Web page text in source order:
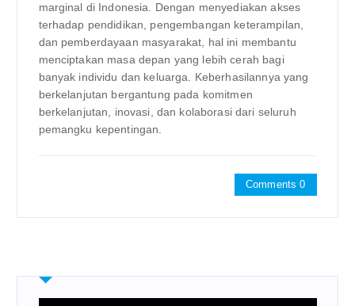
marginal di Indonesia. Dengan menyediakan akses
terhadap pendidikan, pengembangan keterampilan,
dan pemberdayaan masyarakat, hal ini membantu
menciptakan masa depan yang lebih cerah bagi
banyak individu dan keluarga. Keberhasilannya yang
berkelanjutan bergantung pada komitmen
berkelanjutan, inovasi, dan kolaborasi dari seluruh
pemangku kepentingan.
Comments 0